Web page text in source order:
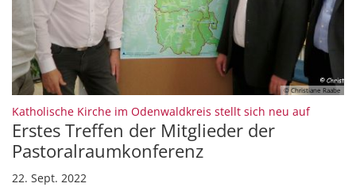
© Christiane Raabe
Katholische Kirche im Odenwaldkreis stellt sich neu auf:
Erstes Treffen der Mitglieder der
Pastoralraumkonferenz
22. Sept. 2022